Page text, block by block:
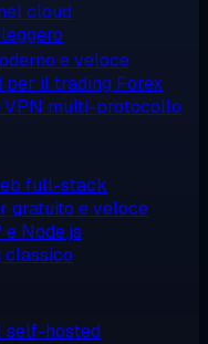
cloud
e veloce
per il trading Forex
VPN multi-protocollo
full-stack
gratuito e veloce
Node.js
classico
self-hosted